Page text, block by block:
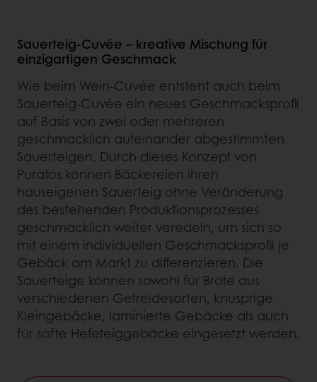
Sauerteig-Cuvée – kreative Mischung für
einzigartigen Geschmack
Wie beim Wein-Cuvée entsteht auch beim
Sauerteig-Cuvée ein neues Geschmacksprofil
auf Basis von zwei oder mehreren
geschmacklich aufeinander abgestimmten
Sauerteigen. Durch dieses Konzept von
Puratos können Bäckereien ihren
hauseigenen Sauerteig ohne Veränderung
des bestehenden Produktionsprozesses
geschmacklich weiter veredeln, um sich so
mit einem individuellen Geschmacksprofil je
Gebäck am Markt zu differenzieren. Die
Sauerteige können sowohl für Brote aus
verschiedenen Getreidesorten, knusprige
Kleingebäcke, laminierte Gebäcke als auch
für softe Hefeteiggebäcke eingesetzt werden.